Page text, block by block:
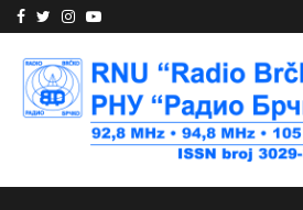
Facebook
Twitter
Instagram
Youtube